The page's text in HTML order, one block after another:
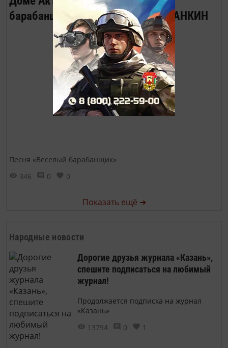
барабанщик» исполняет Роман ЛАНКИН
Песня «Веселый барабанщик»
346
0 0
Показать ещё ➜
Народные новости
Дорогие друзья журнала «Казань»,
спешите подписаться на любимый
журнал!
Продолжается подписка на журнал
«Казань»
13794
0 1